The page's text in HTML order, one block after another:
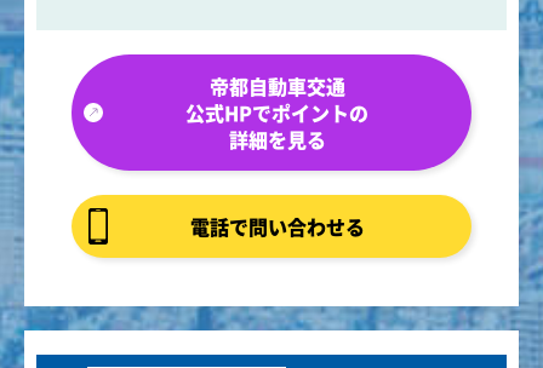
帝都自動車交通
公式HPでポイントの
詳細を見る
電話で問い合わせる